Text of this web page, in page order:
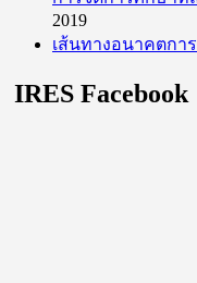
2019
เส้นทางอนาคตกา
IRES Facebook